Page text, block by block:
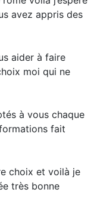
avez appris des
aider à faire
moi qui ne
à vous chaque
fait
choix et voilà je
très bonne